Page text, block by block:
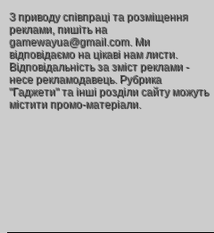
З приводу співпраці та розміщення
реклами, пишіть на
gamewayua@gmail.com. Ми
відповідаємо на цікаві нам листи.
Відповідальність за зміст реклами -
несе рекламодавець. Рубрика
"Гаджети" та інші розділи сайту можуть
містити промо-матеріали.